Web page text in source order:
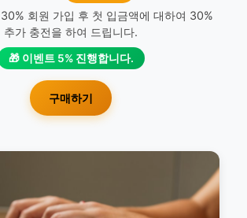
회원 가입 후 첫 입금액에 대하여 30%
추가 충전을 하여 드립니다.
🎁 이벤트 5% 진행합니다.
구매하기